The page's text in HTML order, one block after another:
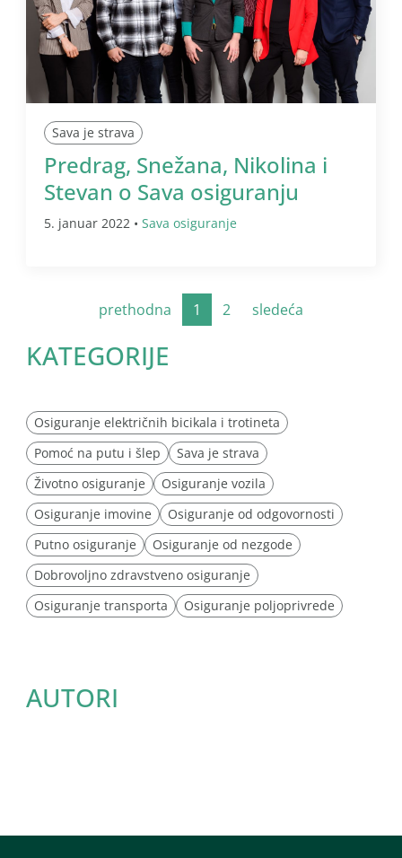
Sava je strava
Predrag, Snežana, Nikolina i
Stevan o Sava osiguranju
5. januar 2022 • Sava osiguranje
prethodna 1 2 sledeća
KATEGORIJE
Osiguranje električnih bicikala i trotineta
Pomoć na putu i šlep
Sava je strava
Životno osiguranje
Osiguranje vozila
Osiguranje imovine
Osiguranje od odgovornosti
Putno osiguranje
Osiguranje od nezgode
Dobrovoljno zdravstveno osiguranje
Osiguranje transporta
Osiguranje poljoprivrede
AUTORI